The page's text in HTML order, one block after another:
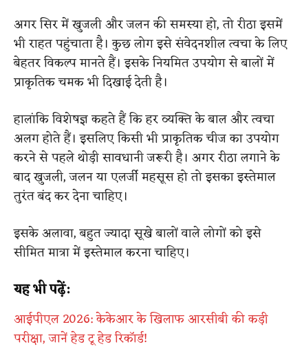
अगर सिर में खुजली और जलन की समस्या हो, तो रीठा इसमें
भी राहत पहुंचाता है। कुछ लोग इसे संवेदनशील त्वचा के लिए
बेहतर विकल्प मानते हैं। इसके नियमित उपयोग से बालों में
प्राकृतिक चमक भी दिखाई देती है।
हालांकि विशेषज्ञ कहते हैं कि हर व्यक्ति के बाल और त्वचा
अलग होते हैं। इसलिए किसी भी प्राकृतिक चीज का उपयोग
करने से पहले थोड़ी सावधानी जरूरी है। अगर रीठा लगाने के
बाद खुजली, जलन या एलर्जी महसूस हो तो इसका इस्तेमाल
तुरंत बंद कर देना चाहिए।
इसके अलावा, बहुत ज्यादा सूखे बालों वाले लोगों को इसे
सीमित मात्रा में इस्तेमाल करना चाहिए।
यह भी पढ़ें:
आईपीएल 2026: केकेआर के खिलाफ आरसीबी की कड़ी
परीक्षा, जानें हेड टू हेड रिकॉर्ड!